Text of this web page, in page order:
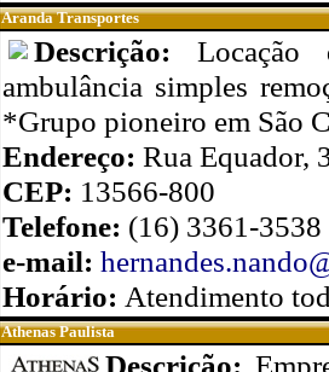
Aranda Transportes
Descrição: Locação
ambulância simples
*Grupo pioneiro em São
Endereço: Rua Equador,
CEP: 13566-800
Telefone: (16) 3361-
e-mail:
Horário: Atendimento
Athenas Paulista
Descrição: